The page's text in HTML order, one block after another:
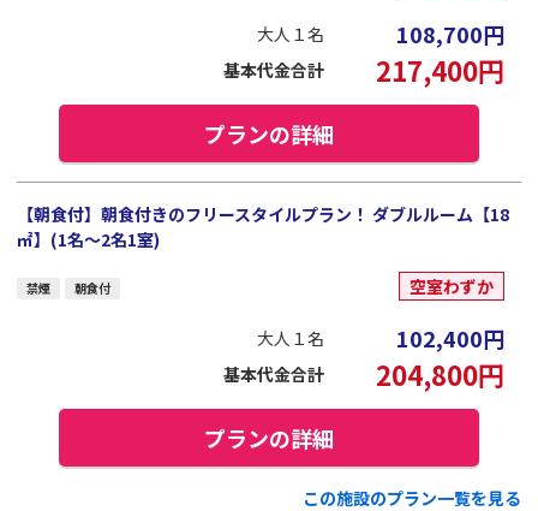
大人１名 108,700円
基本代金合計 217,400円
プランの詳細
【朝食付】朝食付きのフリースタイルプラン！ ダブルルーム【18
㎡】(1名～2名1室)
禁煙 朝食付 空室わずか
大人１名 102,400円
基本代金合計 204,800円
プランの詳細
この施設のプラン一覧を見る